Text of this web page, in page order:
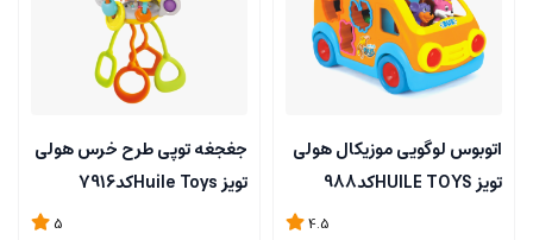
اتوبوس لوگویی موزیکال هولی
تویز HUILE TOYSکد988
4.5
جغجغه توپی طرح خرس هولی
تویز Huile Toysکد7916
5